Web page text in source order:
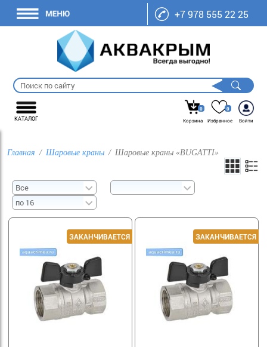
+7 978 555 22 25
КАТАЛОГ
0
Корзина
0
Избранное
Войти
Главная Шаровые краны Шаровые краны «BUGATTI»